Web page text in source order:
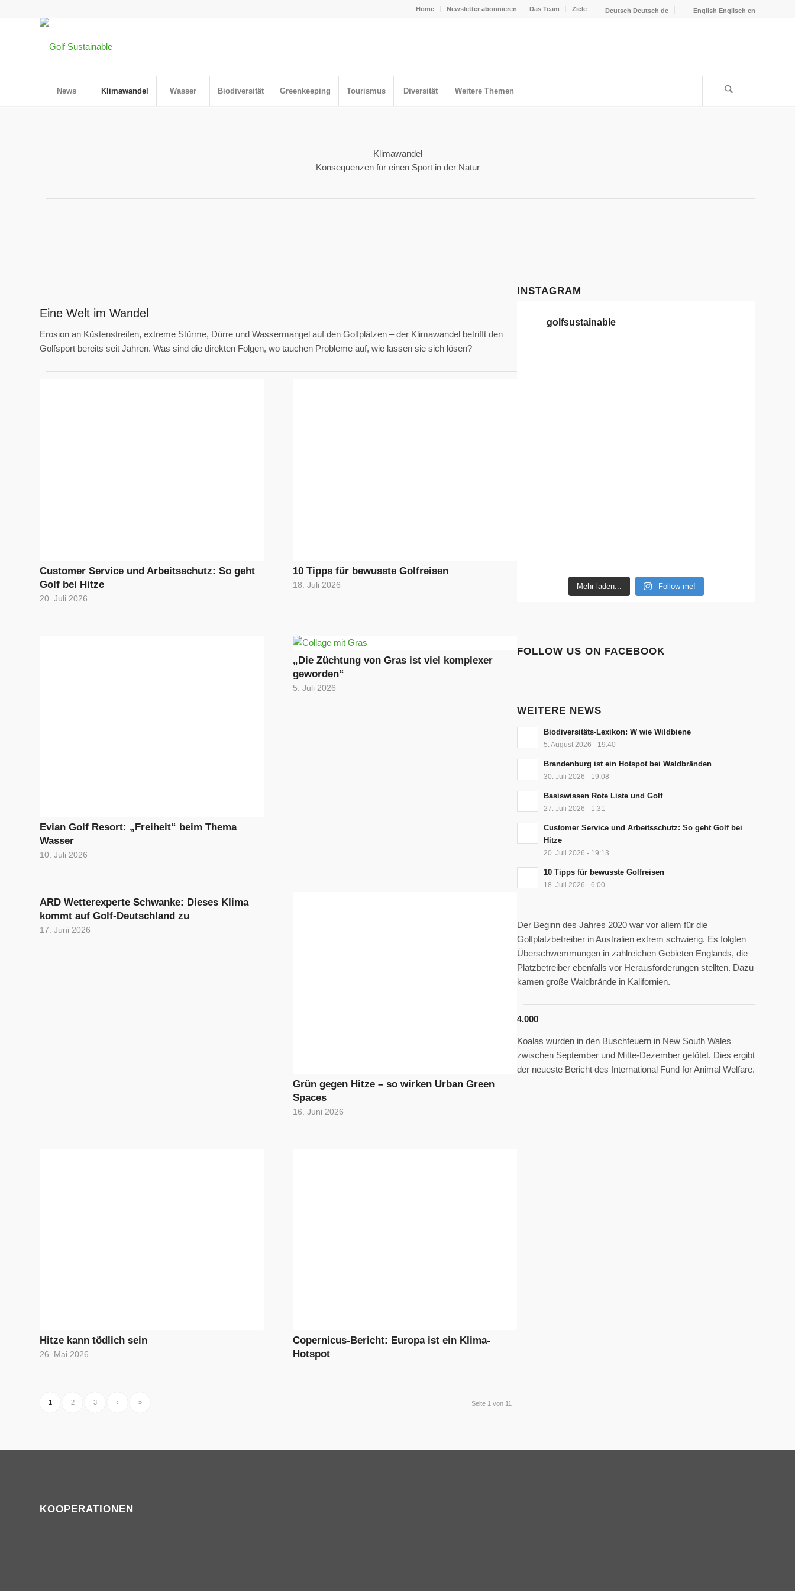
Home Newsletter abonnieren Das Team Ziele Deutsch Deutsch de English Englisch en
News Klimawandel Wasser Biodiversität Greenkeeping Tourismus Diversität Weitere Themen
Klimawandel
Konsequenzen für einen Sport in der Natur
Eine Welt im Wandel
Erosion an Küstenstreifen, extreme Stürme, Dürre und Wassermangel auf den Golfplätzen – der Klimawandel betrifft den
Golfsport bereits seit Jahren. Was sind die direkten Folgen, wo tauchen Probleme auf, wie lassen sie sich lösen?
Customer Service und Arbeitsschutz: So geht
Golf bei Hitze
20. Juli 2026
10 Tipps für bewusste Golfreisen
18. Juli 2026
Evian Golf Resort: „Freiheit“ beim Thema
Wasser
10. Juli 2026
„Die Züchtung von Gras ist viel komplexer
geworden“
5. Juli 2026
ARD Wetterexperte Schwanke: Dieses Klima
kommt auf Golf-Deutschland zu
17. Juni 2026
Grün gegen Hitze – so wirken Urban Green
Spaces
16. Juni 2026
Hitze kann tödlich sein
26. Mai 2026
Copernicus-Bericht: Europa ist ein Klima-
Hotspot
Seite 1 von 11
1 2 3 › »
INSTAGRAM
golfsustainable
Mehr laden... Follow me!
FOLLOW US ON FACEBOOK
WEITERE NEWS
Biodiversitäts-Lexikon: W wie Wildbiene
5. August 2026 - 19:40
Brandenburg ist ein Hotspot bei Waldbränden
30. Juli 2026 - 19:08
Basiswissen Rote Liste und Golf
27. Juli 2026 - 1:31
Customer Service und Arbeitsschutz: So geht Golf bei
Hitze
20. Juli 2026 - 19:13
10 Tipps für bewusste Golfreisen
18. Juli 2026 - 6:00
Der Beginn des Jahres 2020 war vor allem für die
Golfplatzbetreiber in Australien extrem schwierig. Es folgten
Überschwemmungen in zahlreichen Gebieten Englands, die
Platzbetreiber ebenfalls vor Herausforderungen stellten. Dazu
kamen große Waldbrände in Kalifornien.
4.000
Koalas wurden in den Buschfeuern in New South Wales
zwischen September und Mitte-Dezember getötet. Dies ergibt
der neueste Bericht des International Fund for Animal Welfare.
KOOPERATIONEN